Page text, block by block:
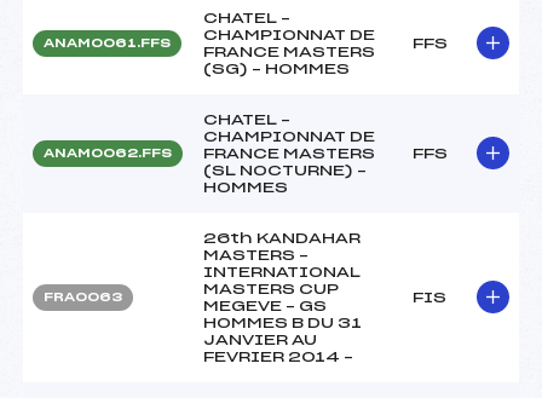
ANAM0061.FFS
CHATEL –
CHAMPIONNAT DE
FRANCE MASTERS
(SG) – HOMMES
FFS
ANAM0062.FFS
CHATEL –
CHAMPIONNAT DE
FRANCE MASTERS
(SL NOCTURNE) –
HOMMES
FFS
FRA0063
26th KANDAHAR
MASTERS –
INTERNATIONAL
MASTERS CUP
MEGEVE – GS
HOMMES B DU 31
JANVIER AU
FEVRIER 2014 –
FIS